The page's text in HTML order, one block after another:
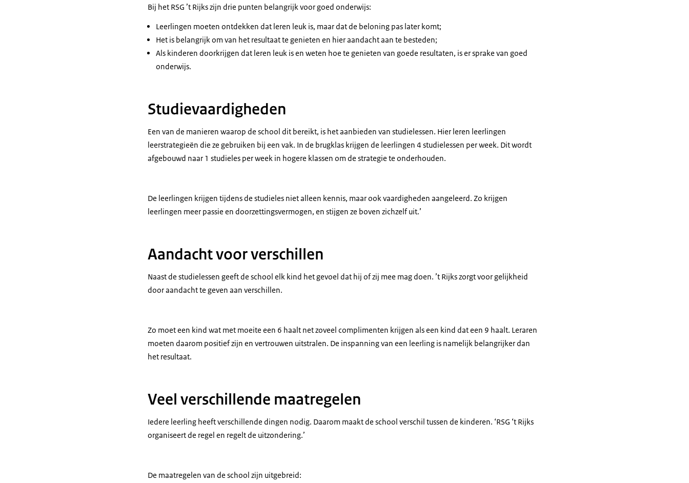
Bij het RSG ’t Rijks zijn drie punten belangrijk voor goed onderwijs:
Leerlingen moeten ontdekken dat leren leuk is, maar dat de beloning pas later komt;
Het is belangrijk om van het resultaat te genieten en hier aandacht aan te besteden;
Als kinderen doorkrijgen dat leren leuk is en weten hoe te genieten van goede resultaten, is er sprake van goed
onderwijs.
Studievaardigheden
Een van de manieren waarop de school dit bereikt, is het aanbieden van studielessen. Hier leren leerlingen
leerstrategieën die ze gebruiken bij een vak. In de brugklas krijgen de leerlingen 4 studielessen per week. Dit wordt
afgebouwd naar 1 studieles per week in hogere klassen om de strategie te onderhouden.
De leerlingen krijgen tijdens de studieles niet alleen kennis, maar ook vaardigheden aangeleerd. Zo krijgen
leerlingen meer passie en doorzettingsvermogen, en stijgen ze boven zichzelf uit.’
Aandacht voor verschillen
Naast de studielessen geeft de school elk kind het gevoel dat hij of zij mee mag doen. ’t Rijks zorgt voor gelijkheid
door aandacht te geven aan verschillen.
Zo moet een kind wat met moeite een 6 haalt net zoveel complimenten krijgen als een kind dat een 9 haalt. Leraren
moeten daarom positief zijn en vertrouwen uitstralen. De inspanning van een leerling is namelijk belangrijker dan
het resultaat.
Veel verschillende maatregelen
Iedere leerling heeft verschillende dingen nodig. Daarom maakt de school verschil tussen de kinderen. ‘RSG ‘t Rijks
organiseert de regel en regelt de uitzondering.’
De maatregelen van de school zijn uitgebreid: